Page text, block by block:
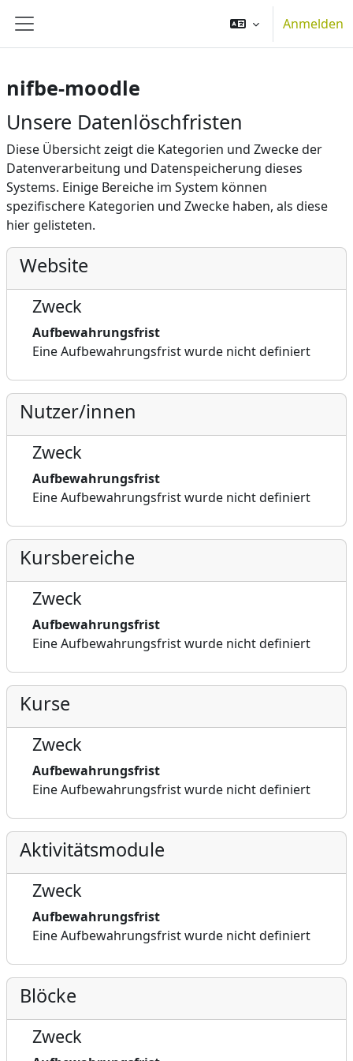
Website-Übersicht
Anmelden
nifbe-moodle
Unsere Datenlöschfristen
Diese Übersicht zeigt die Kategorien und Zwecke der
Datenverarbeitung und Datenspeicherung dieses
Systems. Einige Bereiche im System können
spezifischere Kategorien und Zwecke haben, als diese
hier gelisteten.
Website
Zweck
Aufbewahrungsfrist
Eine Aufbewahrungsfrist wurde nicht definiert
Nutzer/innen
Zweck
Aufbewahrungsfrist
Eine Aufbewahrungsfrist wurde nicht definiert
Kursbereiche
Zweck
Aufbewahrungsfrist
Eine Aufbewahrungsfrist wurde nicht definiert
Kurse
Zweck
Aufbewahrungsfrist
Eine Aufbewahrungsfrist wurde nicht definiert
Aktivitätsmodule
Zweck
Aufbewahrungsfrist
Eine Aufbewahrungsfrist wurde nicht definiert
Blöcke
Zweck